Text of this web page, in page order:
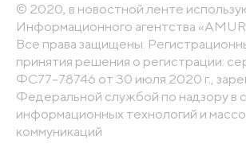
© 2020, в новостной ленте
Информационного агентства
Все права защищены.
принятия решения о регистрации:
ФС77-78746 от 30 июля 2020 г.,
Федеральной службой по надзору в
информационных технологий и
коммуникаций